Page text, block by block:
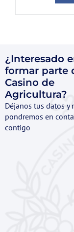
¿Interesado
formar parte
Casino de
Agricultura?
Déjanos tus datos y
pondremos en
contigo